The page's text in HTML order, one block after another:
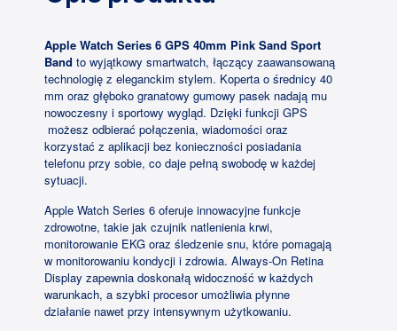
Apple Watch Series 6 GPS 40mm Pink Sand Sport
Band to wyjątkowy smartwatch, łączący zaawansowaną
technologię z eleganckim stylem. Koperta o średnicy 40
mm oraz głęboko granatowy gumowy pasek nadają mu
nowoczesny i sportowy wygląd. Dzięki funkcji GPS
możesz odbierać połączenia, wiadomości oraz
korzystać z aplikacji bez konieczności posiadania
telefonu przy sobie, co daje pełną swobodę w każdej
sytuacji.
Apple Watch Series 6 oferuje innowacyjne funkcje
zdrowotne, takie jak czujnik natlenienia krwi,
monitorowanie EKG oraz śledzenie snu, które pomagają
w monitorowaniu kondycji i zdrowia. Always-On Retina
Display zapewnia doskonałą widoczność w każdych
warunkach, a szybki procesor umożliwia płynne
działanie nawet przy intensywnym użytkowaniu.